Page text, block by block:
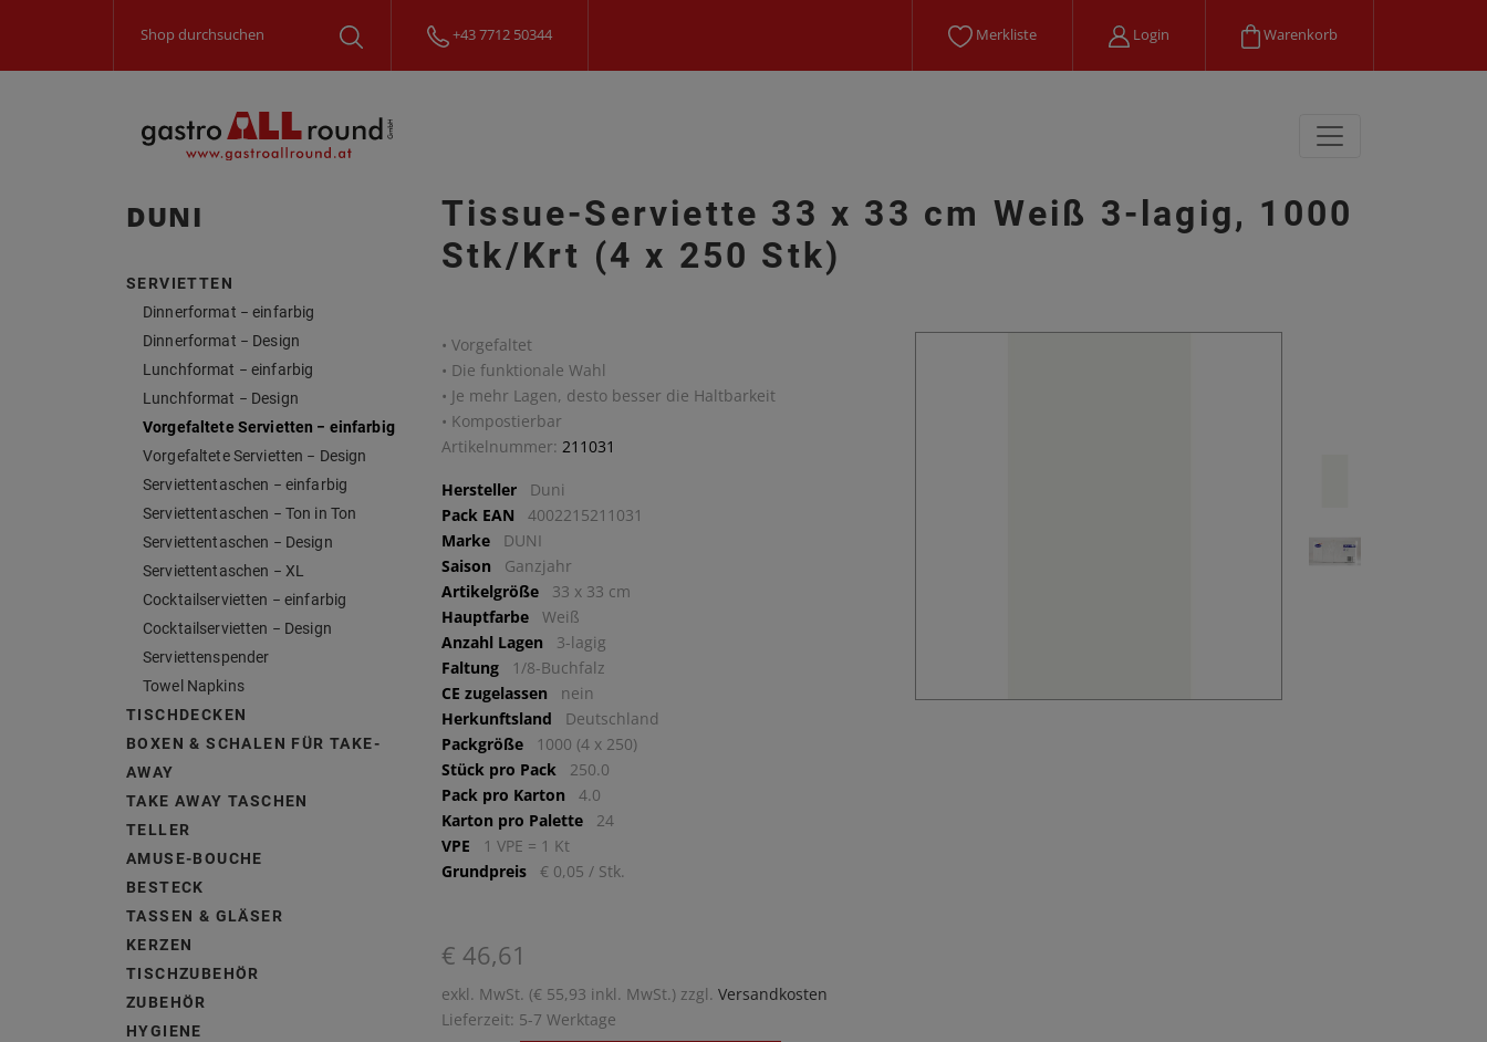
+43 7712 50344 Merkliste Login Warenkorb
DUNI
SERVIETTEN
Dinnerformat − einfarbig
Dinnerformat − Design
Lunchformat − einfarbig
Lunchformat − Design
Vorgefaltete Servietten − einfarbig
Vorgefaltete Servietten − Design
Serviettentaschen − einfarbig
Serviettentaschen − Ton in Ton
Serviettentaschen − Design
Serviettentaschen − XL
Cocktailservietten − einfarbig
Cocktailservietten − Design
Serviettenspender
Towel Napkins
TISCHDECKEN
BOXEN & SCHALEN FÜR TAKE-
AWAY
TAKE AWAY TASCHEN
TELLER
AMUSE-BOUCHE
BESTECK
TASSEN & GLÄSER
KERZEN
TISCHZUBEHÖR
ZUBEHÖR
HYGIENE
Tissue-Serviette 33 x 33 cm Weiß 3-lagig, 1000
Stk/Krt (4 x 250 Stk)
• Vorgefaltet
• Die funktionale Wahl
• Je mehr Lagen, desto besser die Haltbarkeit
• Kompostierbar
Artikelnummer: 211031
Hersteller
Duni
Pack EAN
4002215211031
Marke
DUNI
Saison
Ganzjahr
Artikelgröße
33 x 33 cm
Hauptfarbe
Weiß
Anzahl Lagen
3-lagig
Faltung
1/8-Buchfalz
CE zugelassen
nein
Herkunftsland
Deutschland
Packgröße
1000 (4 x 250)
Stück pro Pack
250.0
Pack pro Karton
4.0
Karton pro Palette
24
VPE
1 VPE = 1 Kt
Grundpreis
€ 0,05 / Stk.
€ 46,61
exkl. MwSt. (€ 55,93 inkl. MwSt.) zzgl. Versandkosten
Lieferzeit: 5-7 Werktage